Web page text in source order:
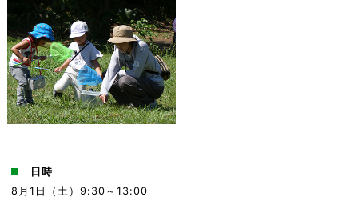
日時
8月1日（土）9:30～13:00